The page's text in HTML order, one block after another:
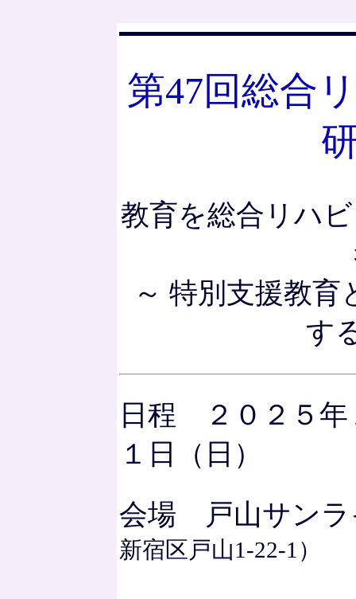
第47回総合
教育を総合リハ
～ 特別支援教
す
日程 ２０２５年
１日（日）
会場 戸山サンラ
新宿区戸山1-22-1）